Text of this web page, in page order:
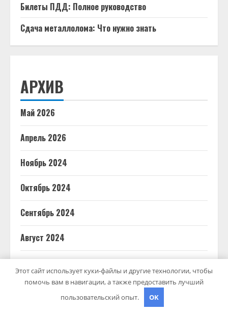
Билеты ПДД: Полное руководство
Сдача металлолома: Что нужно знать
АРХИВ
Май 2026
Апрель 2026
Ноябрь 2024
Октябрь 2024
Сентябрь 2024
Август 2024
Июль 2024
Июнь 2024
Этот сайт использует куки-файлы и другие технологии, чтобы
помочь вам в навигации, а также предоставить лучший
пользовательский опыт.
OK